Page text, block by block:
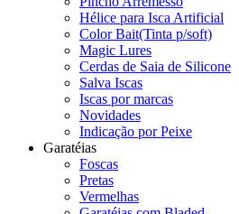
Hélice para Isca Artificial
Color Bait(Tinta p/soft)
Magic Lures
Cerdas de Saia de Silicone
Salva Iscas
Iscas por marcas
Novidades
Indicação por Peixe
Garatéias
Foscas
Pretas
Vermelhas